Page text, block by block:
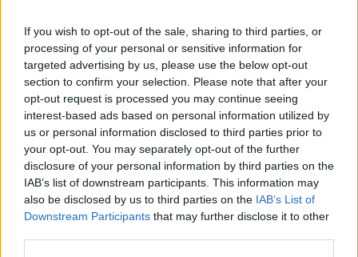
If you wish to opt-out of the sale, sharing to third parties, or
processing of your personal or sensitive information for
targeted advertising by us, please use the below opt-out
section to confirm your selection. Please note that after your
opt-out request is processed you may continue seeing
interest-based ads based on personal information utilized by
us or personal information disclosed to third parties prior to
your opt-out. You may separately opt-out of the further
disclosure of your personal information by third parties on the
IAB’s list of downstream participants. This information may
also be disclosed by us to third parties on the IAB’s List of
Downstream Participants that may further disclose it to other
Sarà una partita di altissimo livello”.
Un record che non finisce mai
Oggi, la magia della FA Cup conserva per lui un sapore
unico, specialmente quando la posta in palio è un trofeo
che definisce la storia del calcio d’Oltremanica. Il City
cerca l’ennesimo trionfo e Guardiola punta a confermarsi il
vero padrone di casa a Wembley. In quello che lui
considera il suo “giardino”, il tecnico catalano vuole
scrivere un’altra pagina leggendaria, dimostrando che,